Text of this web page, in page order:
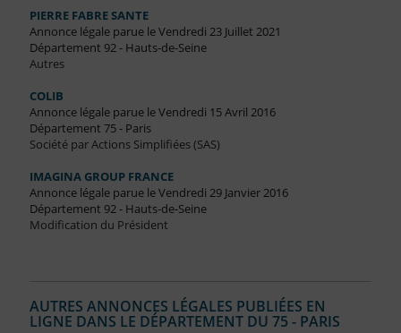
PIERRE FABRE SANTE
Annonce légale parue le Vendredi 23 Juillet 2021
Département 92 - Hauts-de-Seine
Autres
COLIB
Annonce légale parue le Vendredi 15 Avril 2016
Département 75 - Paris
Société par Actions Simplifiées (SAS)
IMAGINA GROUP FRANCE
Annonce légale parue le Vendredi 29 Janvier 2016
Département 92 - Hauts-de-Seine
Modification du Président
AUTRES ANNONCES LÉGALES PUBLIÉES EN
LIGNE DANS LE DÉPARTEMENT DU 75 - PARIS